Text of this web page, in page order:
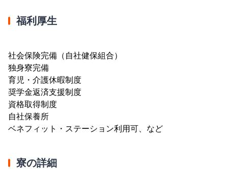
福利厚生
社会保険完備（自社健保組合）
独身寮完備
育児・介護休暇制度
奨学金返済支援制度
資格取得制度
自社保養所
ベネフィット・ステーション利用可、など
寮の詳細